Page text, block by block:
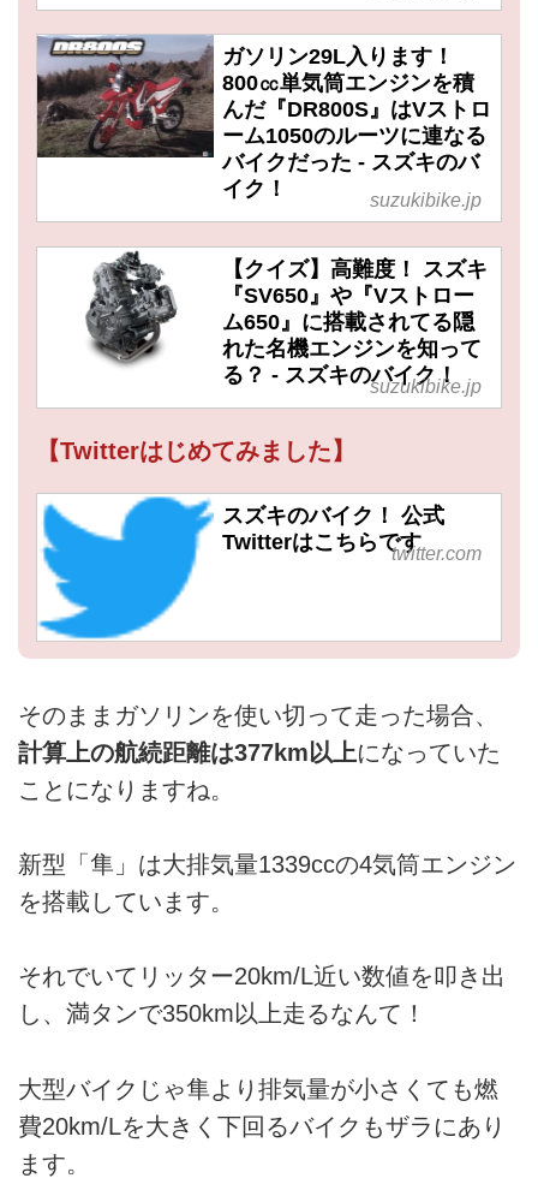
ガソリン29L入ります！
800㏄単気筒エンジンを積
んだ『DR800S』はVストロ
ーム1050のルーツに連なる
バイクだった - スズキのバ
イク！
suzukibike.jp
【クイズ】高難度！ スズキ
『SV650』や『Vストロー
ム650』に搭載されてる隠
れた名機エンジンを知って
る？ - スズキのバイク！
suzukibike.jp
【Twitterはじめてみました】
スズキのバイク！ 公式
Twitterはこちらですtwitter.com
そのままガソリンを使い切って走った場合、
計算上の航続距離は377km以上になっていた
ことになりますね。
新型「隼」は大排気量1339ccの4気筒エンジン
を搭載しています。
それでいてリッター20km/L近い数値を叩き出
し、満タンで350km以上走るなんて！
大型バイクじゃ隼より排気量が小さくても燃
費20km/Lを大きく下回るバイクもザラにあり
ます。